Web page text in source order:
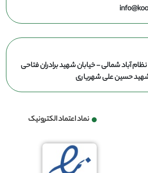
آباد شمالی - خیابان شهید برادران فتاحی
حسین علی شهریاری
نماد اعتماد الکترونیک